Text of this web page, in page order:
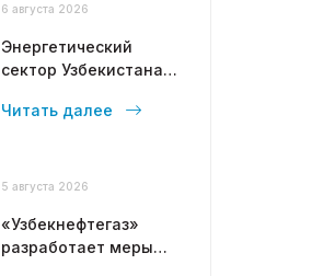
6 августа 2026
Энергетический
сектор Узбекистана
масштабные
Читать далее
5 августа 2026
«Узбекнефтегаз»
разработает меры